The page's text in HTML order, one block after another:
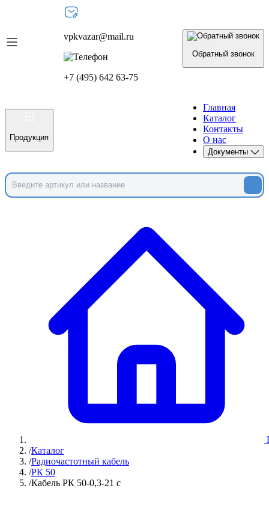
vpkvazar@mail.ru
+7 (495) 642 63-75
Обратный звонок
Продукция
Главная
Каталог
Контакты
О нас
Документы
/Каталог
/Радиочастотный кабель
/РК 50
/Кабель РК 50-0,3-21 с